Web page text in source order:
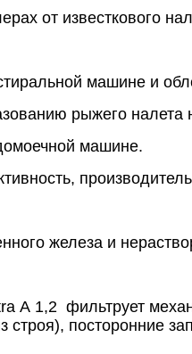
от известкового
машине и
рыжего налета
машине.
железа и
А 1,2 фильтрует
строя), посторонние